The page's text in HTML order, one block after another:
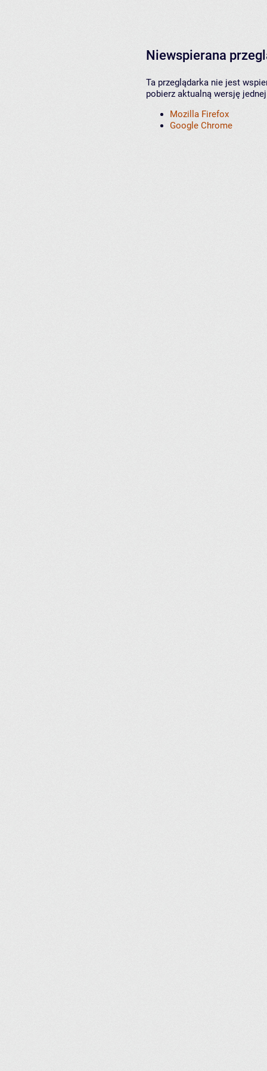
Niewspierana
Ta przeglądarka nie jest
pobierz aktualną wersję
Mozilla Firefox
Google Chrome